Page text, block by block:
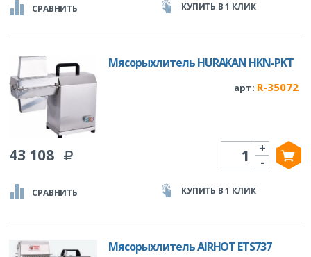
СРАВНИТЬ КУПИТЬ В 1 КЛИК
Мясорыхлитель HURAKAN HKN-PKT
арт: R-35072
43 108 Количество
-
+
СРАВНИТЬ КУПИТЬ В 1 КЛИК
Мясорыхлитель AIRHOT ETS737